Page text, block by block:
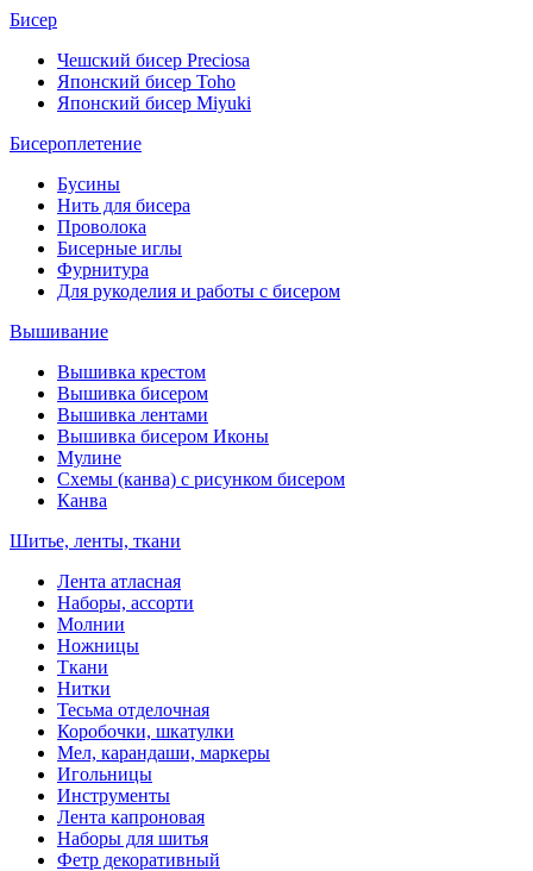
Бисер
Чешский бисер Preciosa
Японский бисер Toho
Японский бисер Miyuki
Бисероплетение
Бусины
Нить для бисера
Проволока
Бисерные иглы
Фурнитура
Для рукоделия и работы с бисером
Вышивание
Вышивка крестом
Вышивка бисером
Вышивка лентами
Вышивка бисером Иконы
Мулине
Схемы (канва) с рисунком бисером
Канва
Шитье, ленты, ткани
Лента атласная
Наборы, ассорти
Молнии
Ножницы
Ткани
Нитки
Тесьма отделочная
Коробочки, шкатулки
Мел, карандаши, маркеры
Игольницы
Инструменты
Лента капроновая
Наборы для шитья
Фетр декоративный